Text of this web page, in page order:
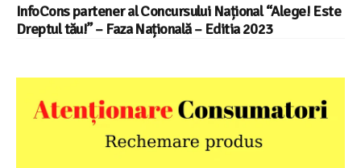
InfoCons partener al Concursului Național “Alege! Este
Dreptul tău!” – Faza Națională – Editia 2023